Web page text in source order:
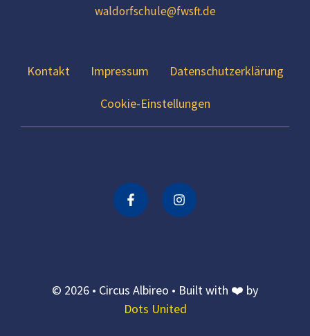
waldorfschule@fwsft.de
Kontakt Impressum Datenschutzerklärung
Cookie-Einstellungen
© 2026 • Circus Albireo • Built with ❤️ by
Dots United